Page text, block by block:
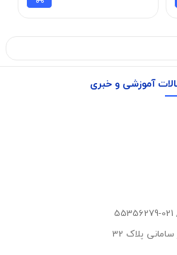
آموزشی و خبری
021-55356279
پلاک 32